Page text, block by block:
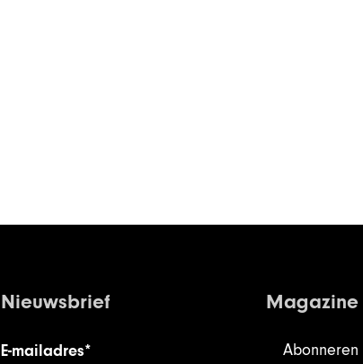
Nieuwsbrief
E-mailadres*
Magazine
Abonneren